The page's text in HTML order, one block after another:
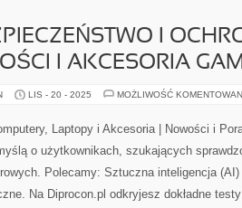
I
I AKCESORIA
LIS - 20 - 2025 MOŻLIWOŚĆ
Laptopy i Akcesoria | Nowości i
o użytkownikach, szukających
Polecamy: Sztuczna inteligencja
Na Diprocon.pl odkryjesz dokładne